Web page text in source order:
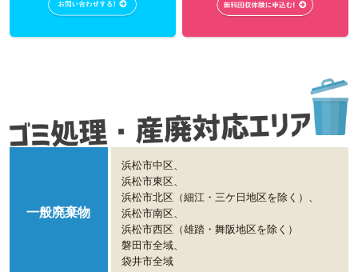
一般廃棄物
浜松市中区、
浜松市東区、
浜松市北区（細江・三ケ日地区を除く）、
浜松市南区、
浜松市西区（雄踏・舞阪地区を除く）
磐田市全域、
袋井市全域